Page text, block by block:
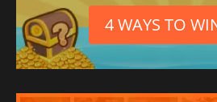
4 WAYS TO